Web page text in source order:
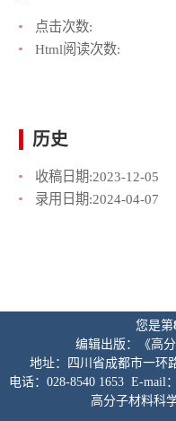
点击次数:
Html阅读次数:
历史
收稿日期:2023-12-05
录用日期:2024-04-07
您是第
编辑出版：《高
地址：四川省成都市一环
电话：028-8540 1653 E-mail
高分子材料科